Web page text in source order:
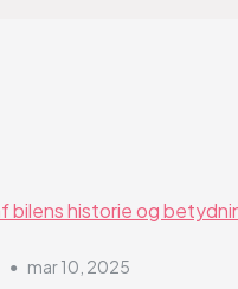
● mar 10, 2025